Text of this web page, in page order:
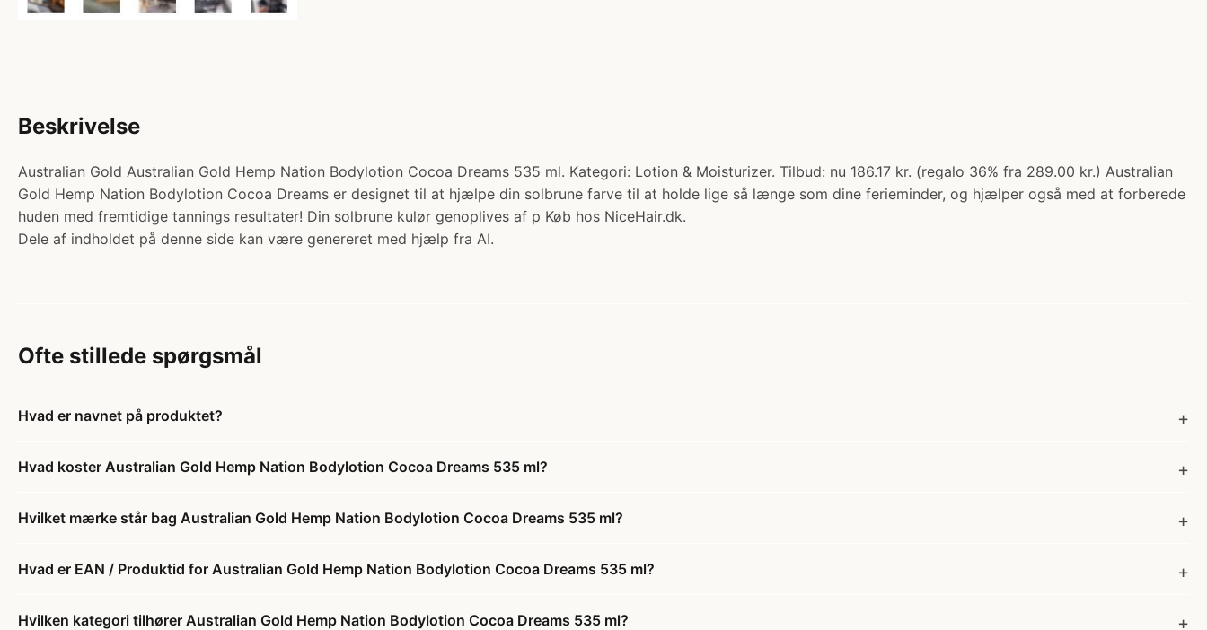
Beskrivelse
Australian Gold Australian Gold Hemp Nation Bodylotion Cocoa Dreams 535 ml. Kategori: Lotion & Moisturizer. Tilbud: nu 186.17 kr. (regalo 36% fra 289.00 kr.) Australian
Gold Hemp Nation Bodylotion Cocoa Dreams er designet til at hjælpe din solbrune farve til at holde lige så længe som dine ferieminder, og hjælper også med at forberede
huden med fremtidige tannings resultater! Din solbrune kulør genoplives af p Køb hos NiceHair.dk.
Dele af indholdet på denne side kan være genereret med hjælp fra AI.
Ofte stillede spørgsmål
Hvad er navnet på produktet?
Hvad koster Australian Gold Hemp Nation Bodylotion Cocoa Dreams 535 ml?
Hvilket mærke står bag Australian Gold Hemp Nation Bodylotion Cocoa Dreams 535 ml?
Hvad er EAN / Produktid for Australian Gold Hemp Nation Bodylotion Cocoa Dreams 535 ml?
Hvilken kategori tilhører Australian Gold Hemp Nation Bodylotion Cocoa Dreams 535 ml?